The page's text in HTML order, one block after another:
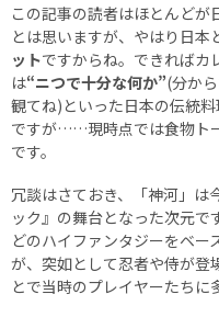
この記事の読者はほとんど
とは思いますが、やはり日本
ットですからね。できればカ
は“ニつで十分な何か”(分か
観てね)といった日本の伝統
ですが……現時点では食物ト
です。
冗談はさておき、「神河」は
ック』の舞台となった次元で
どのハイファンタジーをベ
が、突如として忍者や侍が登
とで当時のプレイヤーたちに